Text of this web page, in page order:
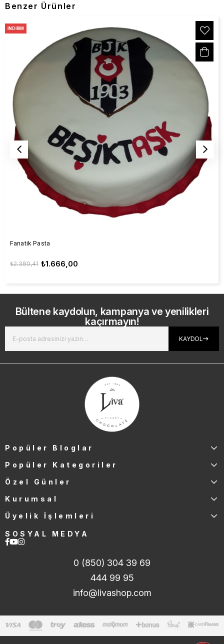
Benzer Ürünler
Fanatik Pasta
₺1.666,00
₺2.380,41
İNDIRIM
Bültene kaydolun, kampanya ve yenilikleri
kaçırmayın!
KAYDOL
Popüler Bloglar
Popüler Kategoriler
Özel Günler
Kurumsal
Üyelik İşlemleri
SOSYAL MEDYA
0 (850) 304 39 69
444 99 95
info@livashop.com